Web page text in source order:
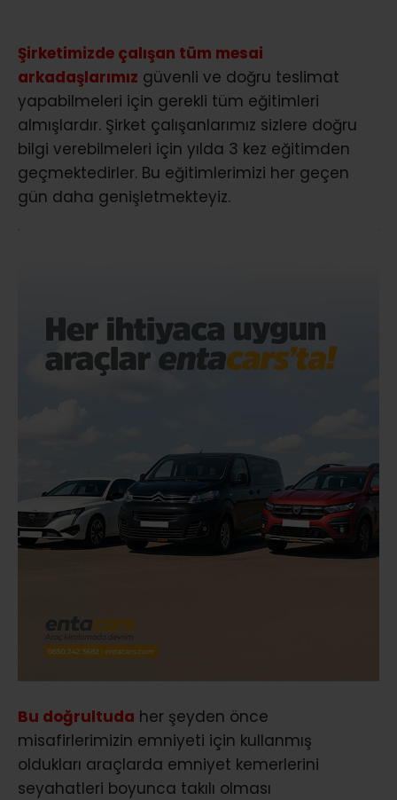
Şirketimizde çalışan tüm mesai
arkadaşlarımız güvenli ve doğru teslimat
yapabilmeleri için gerekli tüm eğitimleri
almışlardır. Şirket çalışanlarımız sizlere doğru
bilgi verebilmeleri için yılda 3 kez eğitimden
geçmektedirler. Bu eğitimlerimizi her geçen
gün daha genişletmekteyiz.
Bu doğrultuda her şeyden önce
misafirlerimizin emniyeti için kullanmış
oldukları araçlarda emniyet kemerlerini
seyahatleri boyunca takılı olması